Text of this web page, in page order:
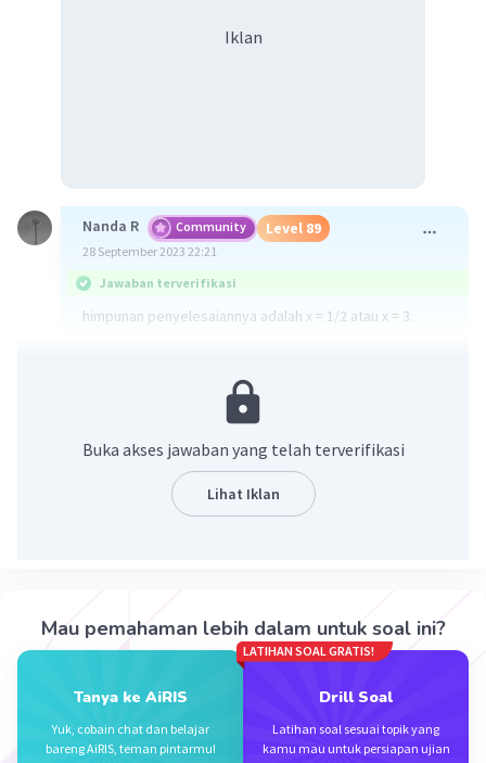
Iklan
Nanda R Community Level 89
28 September 2023 22:21
Jawaban terverifikasi
himpunan penyelesaiannya adalah x = 1/2 atau x = 3.
Beri Rating·0.0(0) Balas
Iklan
Buka akses jawaban yang telah terverifikasi
Lihat Iklan
Mau pemahaman lebih dalam untuk soal ini?
Tanya ke AiRIS
Yuk, cobain chat dan belajar
bareng AiRIS, teman pintarmu!
LATIHAN SOAL GRATIS!
Drill Soal
Latihan soal sesuai topik yang
kamu mau untuk persiapan ujian